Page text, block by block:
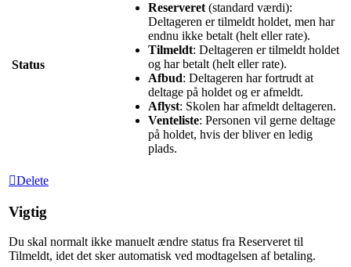
Status
Reserveret (standard værdi):
Deltageren er tilmeldt holdet, men har
endnu ikke betalt (helt eller rate).
Tilmeldt: Deltageren er tilmeldt holdet
og har betalt (helt eller rate).
Afbud: Deltageren har fortrudt at
deltage på holdet og er afmeldt.
Aflyst: Skolen har afmeldt deltageren.
Venteliste: Personen vil gerne deltage
på holdet, hvis der bliver en ledig
plads.
Delete
Vigtig
Du skal normalt ikke manuelt ændre status fra Reserveret til
Tilmeldt, idet det sker automatisk ved modtagelsen af betaling.